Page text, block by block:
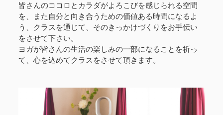
皆さんのココロとカラダがよろこびを感じられる空間
を、また自分と向き合うための価値ある時間になるよ
う、クラスを通じて、そのきっかけづくりをお手伝い
をさせて下さい。
ヨガが皆さんの生活の楽しみの一部になることを祈っ
て、心を込めてクラスをさせて頂きます。